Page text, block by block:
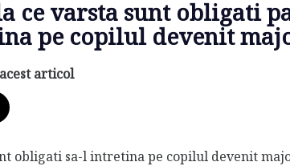
ce varsta sunt obligati
pe copilul devenit
articol
obligati sa-l intretina pe copilul devenit